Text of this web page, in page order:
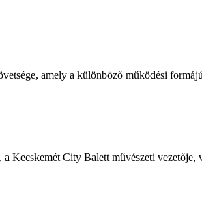
amely a különböző működési
Kecskemét City Balett művészeti vezetője,